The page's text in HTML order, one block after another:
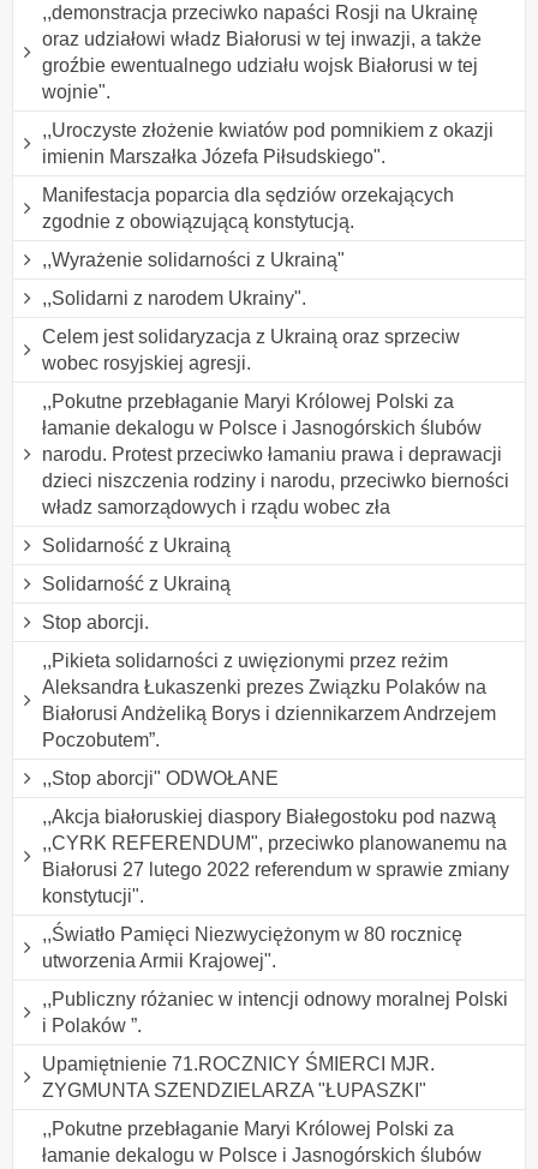
,,demonstracja przeciwko napaści Rosji na Ukrainę
oraz udziałowi władz Białorusi w tej inwazji, a także
groźbie ewentualnego udziału wojsk Białorusi w tej
wojnie".
,,Uroczyste złożenie kwiatów pod pomnikiem z okazji
imienin Marszałka Józefa Piłsudskiego".
Manifestacja poparcia dla sędziów orzekających
zgodnie z obowiązującą konstytucją.
,,Wyrażenie solidarności z Ukrainą"
,,Solidarni z narodem Ukrainy".
Celem jest solidaryzacja z Ukrainą oraz sprzeciw
wobec rosyjskiej agresji.
,,Pokutne przebłaganie Maryi Królowej Polski za
łamanie dekalogu w Polsce i Jasnogórskich ślubów
narodu. Protest przeciwko łamaniu prawa i deprawacji
dzieci niszczenia rodziny i narodu, przeciwko bierności
władz samorządowych i rządu wobec zła
Solidarność z Ukrainą
Solidarność z Ukrainą
Stop aborcji.
,,Pikieta solidarności z uwięzionymi przez reżim
Aleksandra Łukaszenki prezes Związku Polaków na
Białorusi Andżeliką Borys i dziennikarzem Andrzejem
Poczobutem”.
,,Stop aborcji" ODWOŁANE
,,Akcja białoruskiej diaspory Białegostoku pod nazwą
,,CYRK REFERENDUM", przeciwko planowanemu na
Białorusi 27 lutego 2022 referendum w sprawie zmiany
konstytucji".
,,Światło Pamięci Niezwyciężonym w 80 rocznicę
utworzenia Armii Krajowej".
,,Publiczny różaniec w intencji odnowy moralnej Polski
i Polaków ”.
Upamiętnienie 71.ROCZNICY ŚMIERCI MJR.
ZYGMUNTA SZENDZIELARZA "ŁUPASZKI"
,,Pokutne przebłaganie Maryi Królowej Polski za
łamanie dekalogu w Polsce i Jasnogórskich ślubów